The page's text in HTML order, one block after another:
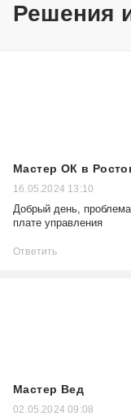
Решения
Мастер ОК в
16.05.2024 13:10
Добрый день,
плате управления
Ответить
Мастер Вед
02.05.2024 09:08